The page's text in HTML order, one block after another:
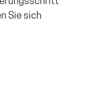
Sie sich